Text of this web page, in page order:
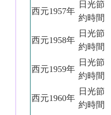
西元1957年
日光節
約時間
西元1958年
日光節
約時間
西元1959年
日光節
約時間
西元1960年
日光節
約時間